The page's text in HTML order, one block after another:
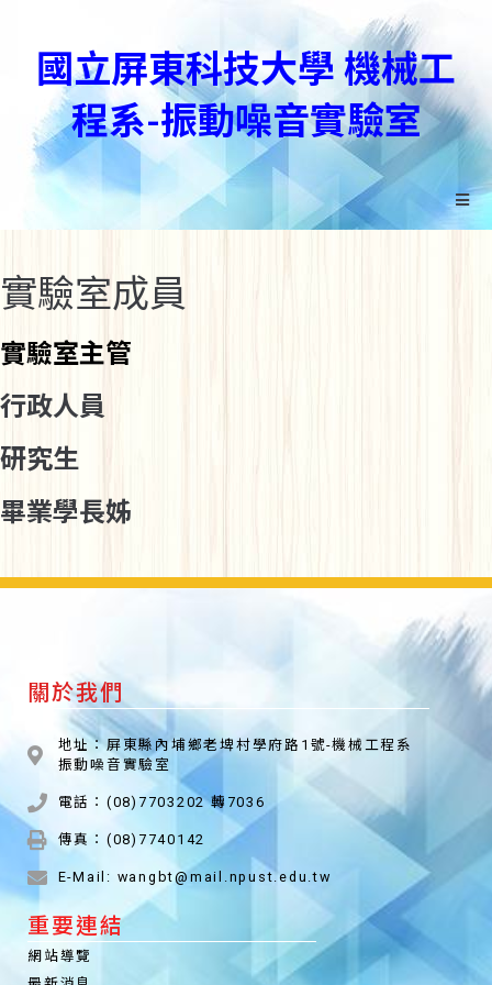
國立屏東科技大學 機械工
程系-振動噪音實驗室
實驗室成員
實驗室主管
行政人員
研究生
畢業學長姊
關於我們
地址：屏東縣內埔鄉老埤村學府路1號-機械工程系
振動噪音實驗室
電話：(08)7703202 轉7036
傳真：(08)7740142
E-Mail: wangbt@mail.npust.edu.tw
重要連結
網站導覽